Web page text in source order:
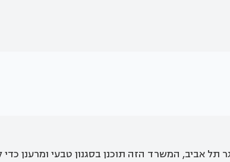
תל אביב, המשרד הזה תוכנן בסגנון טבעי ומרענן